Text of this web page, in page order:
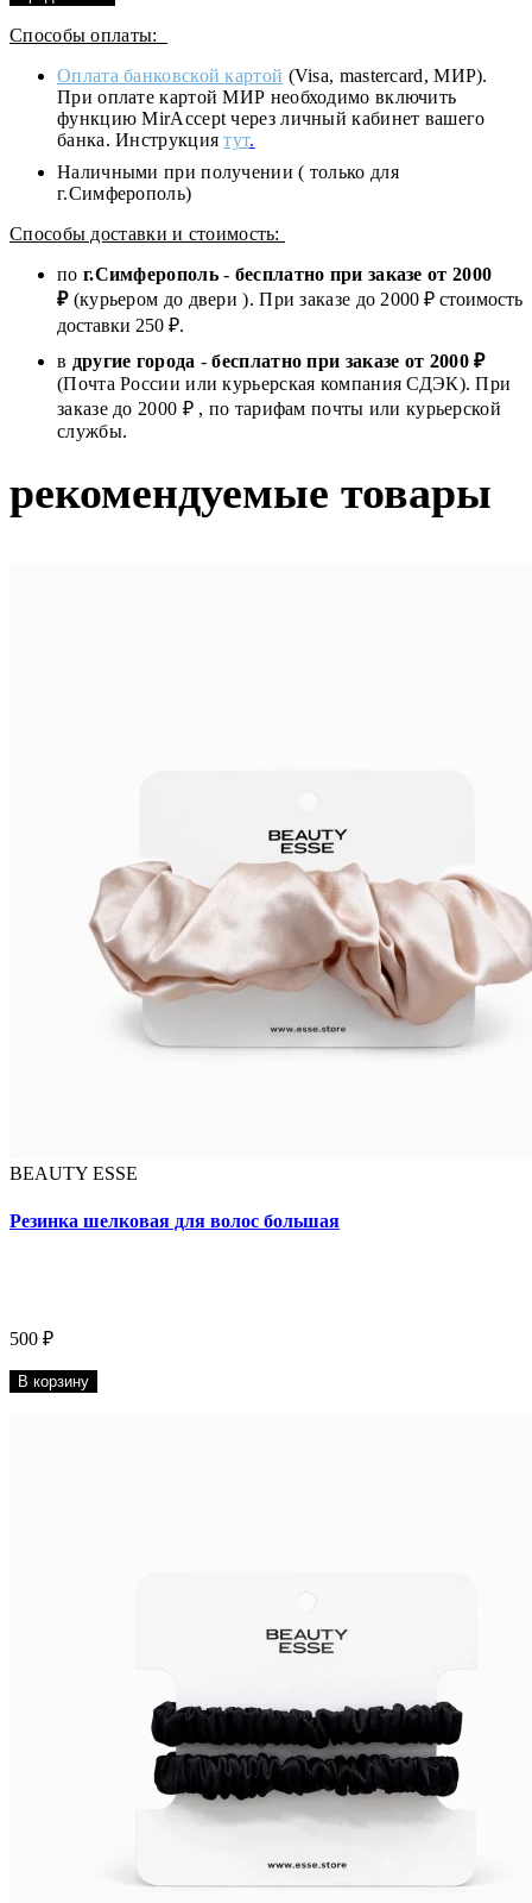
Способы оплаты:
Оплата банковской картой (Visa, mastercard, МИР).
При оплате картой МИР необходимо включить
функцию MirAccept через личный кабинет вашего
банка. Инструкциятут.
Наличными при получении ( только для
г.Симферополь)
Способы доставки и стоимость:
по г.Симферополь- бесплатно при заказе от 2000
₽(курьером до двери ). При заказе до 2000 ₽ стоимость
доставки 250 ₽.
в другие города -бесплатно при заказе от 2000 ₽
(Почта России или курьерская компания СДЭК). При
заказе до 2000 ₽ , по тарифам почты или курьерской
службы.
рекомендуемые товары
BEAUTY ESSE
Резинка шелковая для волос большая
500 ₽
В корзину